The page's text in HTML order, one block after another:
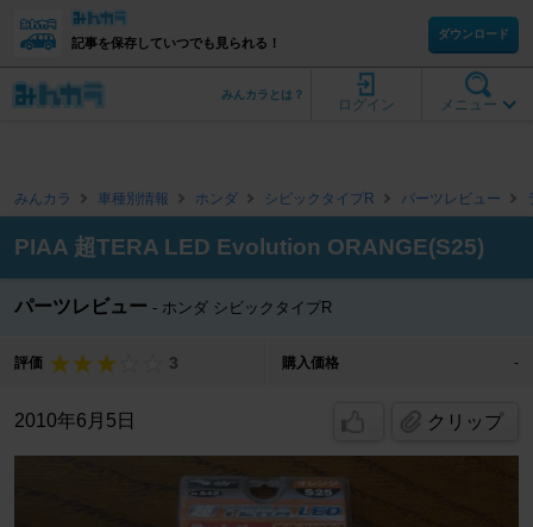
記事を保存していつでも見られる！
ダウンロード
メニュー
ログイン
みんカラとは？
みんカラ 車種別情報 ホンダ シビックタイプR パーツレビュー
PIAA 超TERA LED Evolution ORANGE(S25)
パーツレビュー ホンダ シビックタイプR
評価 3 購入価格 -
2010年6月5日 クリップ